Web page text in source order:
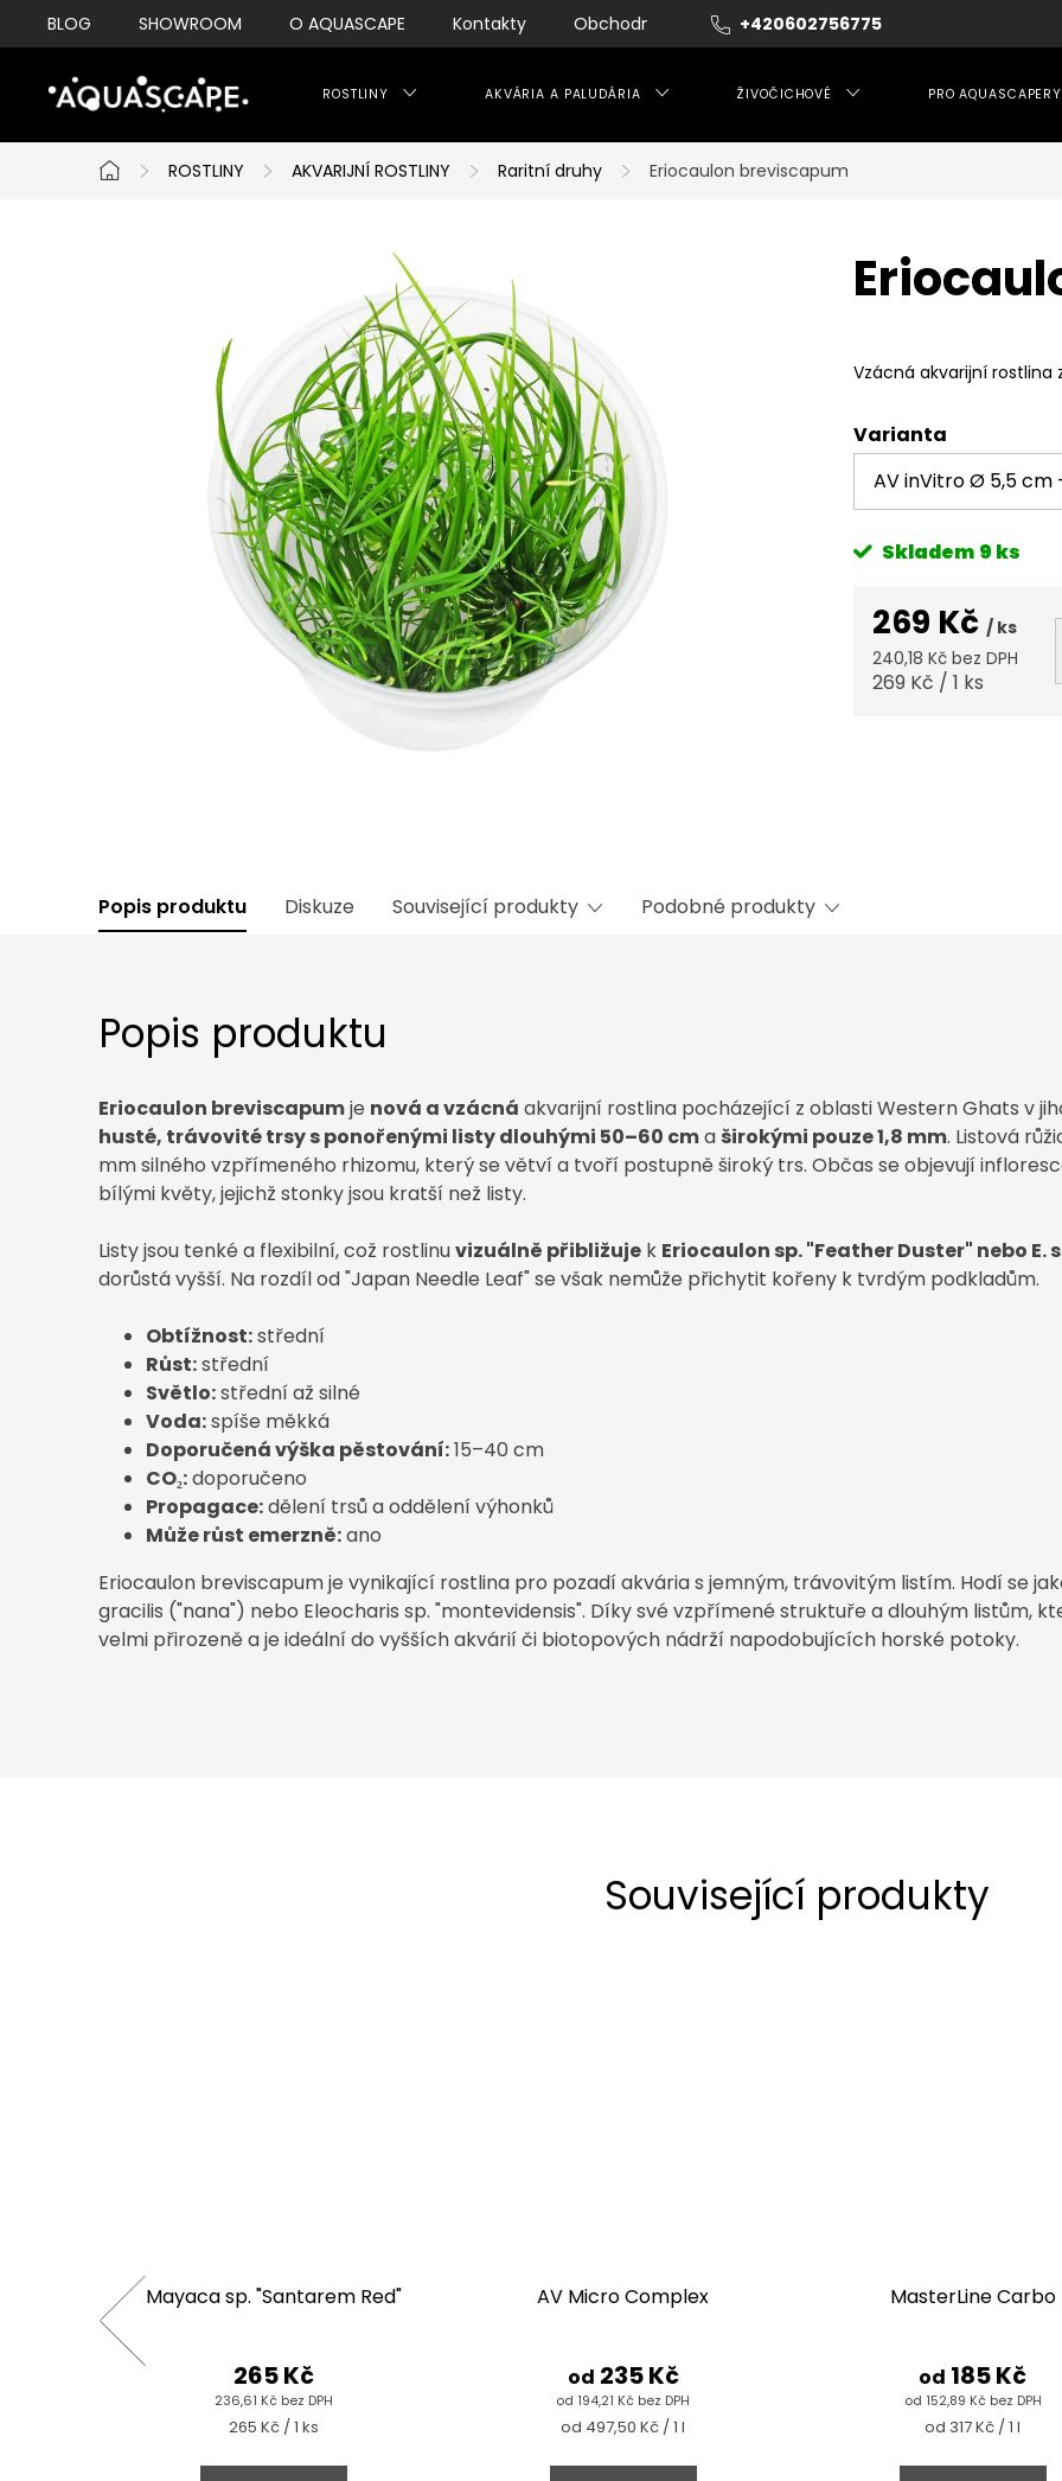
Přejít
na
+420602756775
BLOG SHOWROOM O AQUASCAPE Kontakty Obchodní podmínky Moje objednávka
ROSTLINY AKVÁRIA A PALUDÁRIA ŽIVOČICHOVÉ PRO AQUASCAPERY
Domů
ROSTLINY AKVARIJNÍ ROSTLINY Raritní druhy Eriocaulon breviscapum
Vzácná akvarijní rostlina
Varianta
Skladem 9 ks
269 Kč / ks
240,18 Kč bez DPH
Měrná
269 Kč / 1 ks
Popis produktu Diskuze Související produkty Podobné produkty
Popis produktu
Eriocaulon breviscapumje nová a vzácná akvarijní rostlina pocházející z oblasti Western Ghats v
husté, trávovité trsy s ponořenými listy dlouhými 50–60 cma širokými pouze 1,8 mm. Listová
mm silného vzpřímeného rhizomu, který se větví a tvoří postupně široký trs. Občas se objevují
bílými květy, jejichž stonky jsou kratší než listy.
Listy jsou tenké a flexibilní, což rostlinuvizuálně přibližuje k Eriocaulon sp. "Feather Duster" nebo E.
dorůstá vyšší. Na rozdíl od "Japan Needle Leaf" se však nemůže přichytit kořeny k tvrdým podkladům.
Obtížnost:střední
Růst:střední
Světlo:střední až silné
Voda:spíše měkká
Doporučená výška pěstování:15–40 cm
CO₂:doporučeno
Propagace:dělení trsů a oddělení výhonků
Může růst emerzně:ano
Eriocaulon breviscapum je vynikající rostlina pro pozadí akvária s jemným, trávovitým listím. Hodí se
gracilis ("nana") nebo Eleocharis sp. "montevidensis". Díky své vzpřímené struktuře a dlouhým listům,
velmi přirozeně a je ideální do vyšších akvárií či biotopových nádrží napodobujících horské potoky.
Související produkty
Mayaca sp. "Santarem Red"
236,61 Kč bez DPH
265 Kč
Měrná
265 Kč / 1 ks
AV Micro Complex
od 194,21 Kč bez DPH
od 235 Kč
Měrná
od 497,50 Kč / 1 l
MasterLine Carbo
od 152,89 Kč bez DPH
od 185 Kč
Měrná
od 317 Kč / 1 l